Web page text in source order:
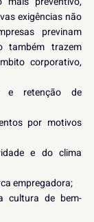
exigências não
previnam
também trazem
corporativo,
e retenção de
por motivos
e do clima
empregadora;
cultura de bem-